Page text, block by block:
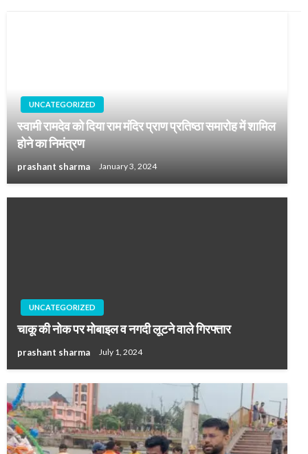
UNCATEGORIZED
स्वामी रामदेव को दिया राम मंदिर प्राण प्रतिष्ठा समारोह में शामिल
होने का निमंत्रण
prashant sharma January 3, 2024
UNCATEGORIZED
चाकू की नोक पर मोबाइल व नगदी लूटने वाले गिरफ्तार
prashant sharma July 1, 2024